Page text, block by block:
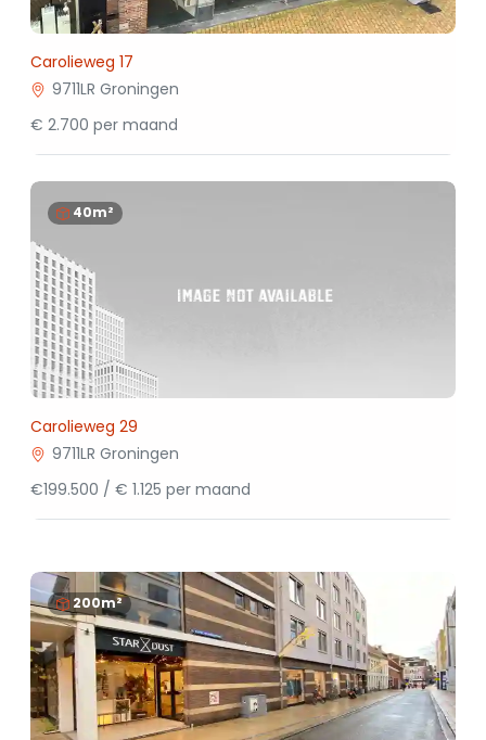
Carolieweg 17
9711LR Groningen
€ 2.700 per maand
40m²
Carolieweg 29
9711LR Groningen
€199.500 / € 1.125 per maand
200m²